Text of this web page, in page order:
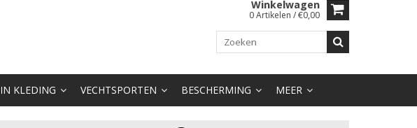
Winkelwagen
0 Artikelen / €0,00
KLEDING VECHTSPORTEN BESCHERMING MEER